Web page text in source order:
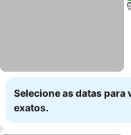
Selecione as datas para
exatos.